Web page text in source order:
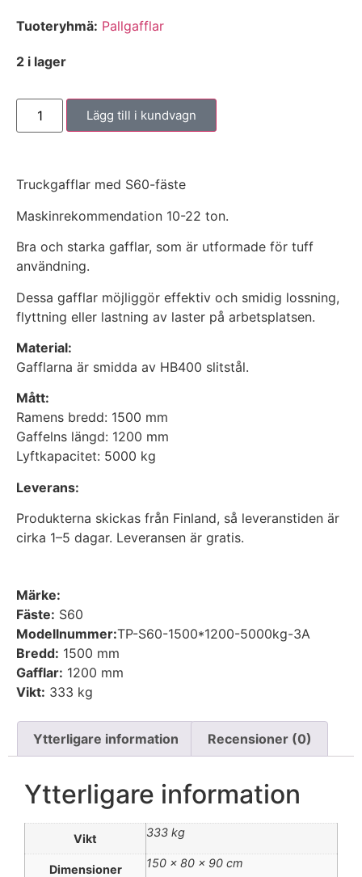
Tuoteryhmä: Pallgafflar
2 i lager
Lägg till i kundvagn
Truckgafflar med S60-fäste
Maskinrekommendation 10-22 ton.
Bra och starka gafflar, som är utformade för tuff
användning.
Dessa gafflar möjliggör effektiv och smidig lossning,
flyttning eller lastning av laster på arbetsplatsen.
Material:
Gafflarna är smidda av HB400 slitstål.
Mått:
Ramens bredd: 1500 mm
Gaffelns längd: 1200 mm
Lyftkapacitet: 5000 kg
Leverans:
Produkterna skickas från Finland, så leveranstiden är
cirka 1–5 dagar. Leveransen är gratis.
Märke:
Fäste: S60
Modellnummer:TP-S60-1500*1200-5000kg-3A
Bredd: 1500 mm
Gafflar: 1200 mm
Vikt: 333 kg
Ytterligare information Recensioner (0)
Ytterligare information
Vikt 333 kg
Dimensioner 150 × 80 × 90 cm